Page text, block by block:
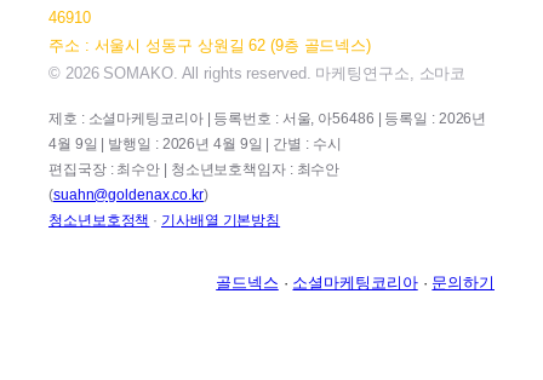
46910
주소 : 서울시 성동구 상원길 62 (9층 골드넥스)
© 2026 SOMAKO. All rights reserved. 마케팅연구소, 소마코
제호 : 소셜마케팅코리아 | 등록번호 : 서울, 아56486 | 등록일 : 2026년
4월 9일 | 발행일 : 2026년 4월 9일 | 간별 : 수시
편집국장 : 최수안 | 청소년보호책임자 : 최수안
(suahn@goldenax.co.kr)
청소년보호정책 · 기사배열 기본방침
골드넥스 · 소셜마케팅코리아· 문의하기